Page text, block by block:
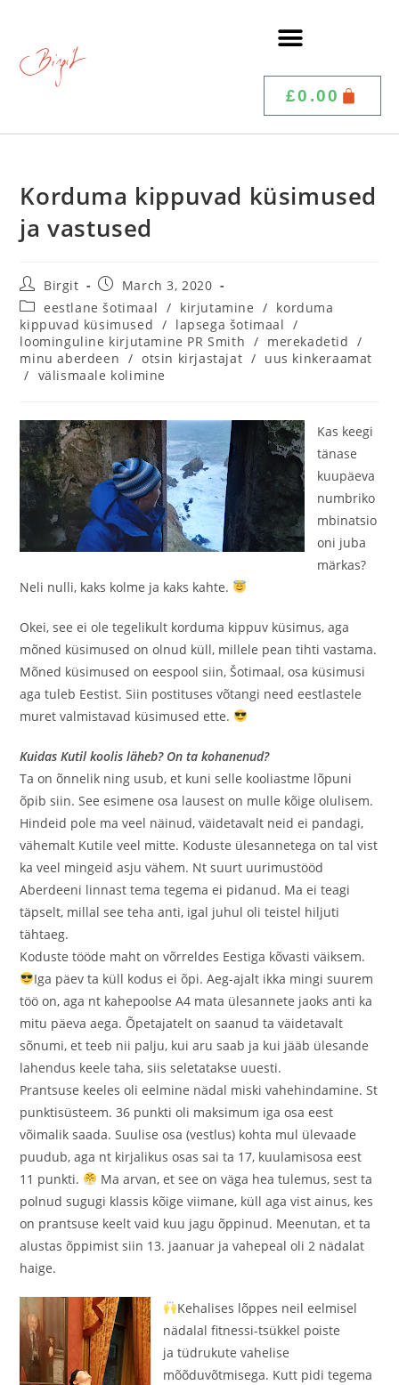
£0.00
Korduma kippuvad küsimused
ja vastused
Birgit
March 3, 2020
eestlane šotimaal / kirjutamine / korduma
kippuvad küsimused / lapsega šotimaal /
loominguline kirjutamine PR Smith / merekadetid /
minu aberdeen / otsin kirjastajat / uus kinkeraamat
/ välismaale kolimine
Kas keegi
tänase
kuupäeva
numbriko
mbinatsio
oni juba
märkas?
Neli nulli, kaks kolme ja kaks kahte.
Okei, see ei ole tegelikult korduma kippuv küsimus, aga
mõned küsimused on olnud küll, millele pean tihti vastama.
Mõned küsimused on eespool siin, Šotimaal, osa küsimusi
aga tuleb Eestist. Siin postituses võtangi need eestlastele
muret valmistavad küsimused ette.
Kuidas Kutil koolis läheb? On ta kohanenud?
Ta on õnnelik ning usub, et kuni selle kooliastme lõpuni
õpib siin. See esimene osa lausest on mulle kõige olulisem.
Hindeid pole ma veel näinud, väidetavalt neid ei pandagi,
vähemalt Kutile veel mitte. Koduste ülesannetega on tal vist
ka veel mingeid asju vähem. Nt suurt uurimustööd
Aberdeeni linnast tema tegema ei pidanud. Ma ei teagi
täpselt, millal see teha anti, igal juhul oli teistel hiljuti
tähtaeg.
Koduste tööde maht on võrreldes Eestiga kõvasti väiksem.
Iga päev ta küll kodus ei õpi. Aeg-ajalt ikka mingi suurem
töö on, aga nt kahepoolse A4 mata ülesannete jaoks anti ka
mitu päeva aega. Õpetajatelt on saanud ta väidetavalt
sõnumi, et teeb nii palju, kui aru saab ja kui jääb ülesande
lahendus keele taha, siis seletatakse uuesti.
Prantsuse keeles oli eelmine nädal miski vahehindamine. St
punktisüsteem. 36 punkti oli maksimum iga osa eest
võimalik saada. Suulise osa (vestlus) kohta mul ülevaade
puudub, aga nt kirjalikus osas sai ta 17, kuulamisosa eest
11 punkti.
Ma arvan, et see on väga hea tulemus, sest ta
polnud sugugi klassis kõige viimane, küll aga vist ainus, kes
on prantsuse keelt vaid kuu jagu õppinud. Meenutan, et ta
alustas õppimist siin 13. jaanuar ja vahepeal oli 2 nädalat
haige.
Kehalises lõppes neil eelmisel
nädalal fitnessi-tsükkel poiste
jatüdrukute vahelise
mõõduvõtmisega. Kutt pidi tegema